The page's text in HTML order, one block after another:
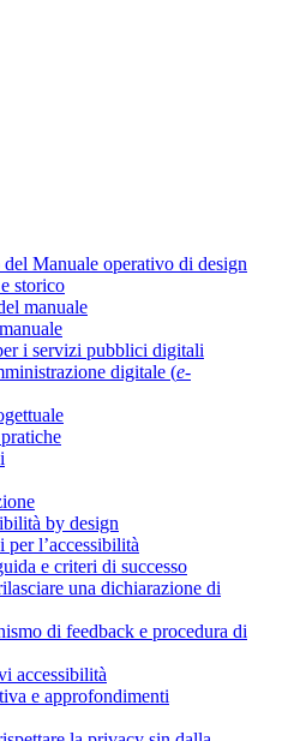
Manuale operativo di design
storico
manuale
i servizi pubblici digitali
digitale (e-
by design
per l’accessibilità
e criteri di successo
una dichiarazione di
di feedback e procedura di
accessibilità
e approfondimenti